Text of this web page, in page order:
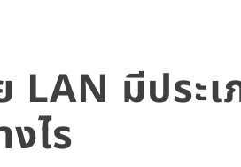
LAN มีประ
ไร